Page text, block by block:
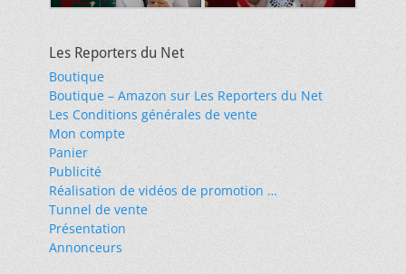
Les Reporters du Net
Boutique
Boutique – Amazon sur Les Reporters du Net
Les Conditions générales de vente
Mon compte
Panier
Publicité
Réalisation de vidéos de promotion …
Tunnel de vente
Présentation
Annonceurs